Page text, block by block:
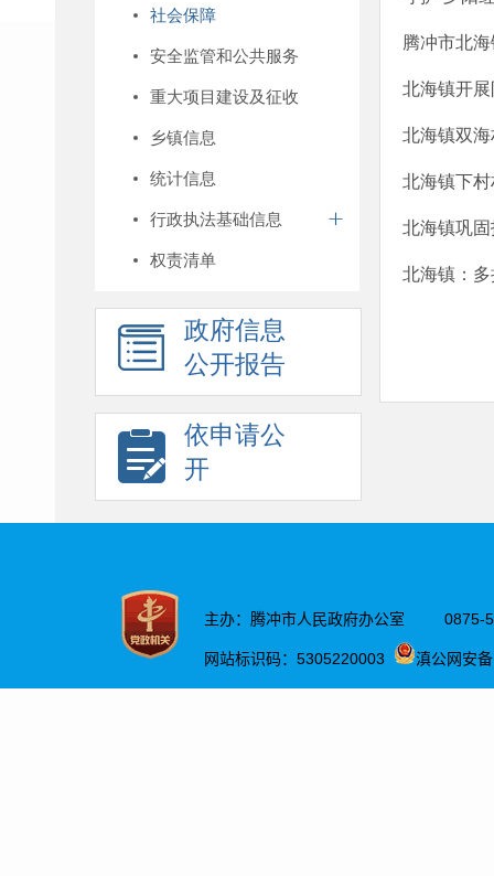
社会保障
安全监管和公共服务
重大项目建设及征收
乡镇信息
统计信息
行政执法基础信息
权责清单
政府信息
公开报告
依申请公
开
腾冲市北
北海镇开
北海镇双海
北海镇下
北海镇巩
北海镇：